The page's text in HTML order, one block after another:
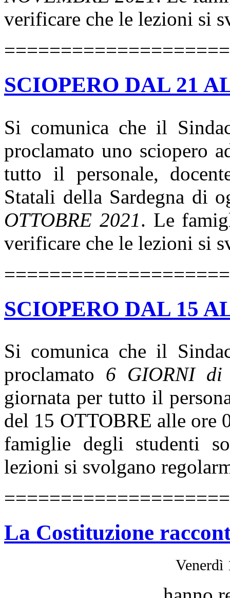
verificare che le lezioni si
SCIOPERO DAL 21
Si comunica che il
proclamato uno sciopero
tutto il personale,
Statali della Sardegna di
OTTOBRE 2021. Le
verificare che le lezioni si
SCIOPERO DAL 15
Si comunica che il
proclamato 6 GIORNI di
giornata per tutto il
del 15 OTTOBRE alle ore
famiglie degli studenti
lezioni si svolgano
La Costituzione
Venerdì